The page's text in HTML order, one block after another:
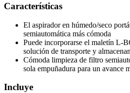
Características
El aspirador en húmedo/seco
semiautomática más cómoda
Puede incorporarse el maletín L-
solución de transporte y
Cómoda limpieza de filtro
sola empuñadura para un avance
Incluye